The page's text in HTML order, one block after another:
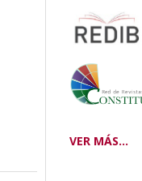
VER MÁS...